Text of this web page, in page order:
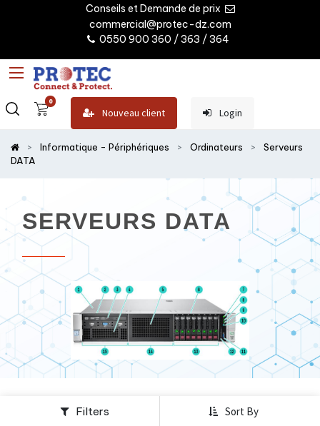
Conseils et Demande de prix
commercial@protec-dz.com
0550 900 360 / 363 / 364
0
Nouveau client Login
Informatique - Périphériques Ordinateurs
Serveurs
DATA
SERVEURS DATA
Filters Sort By